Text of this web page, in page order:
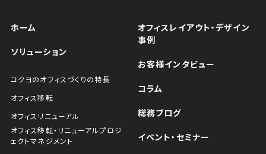
ホーム
ソリューション
コクヨのオフィスづくりの特長
オフィス移転
オフィスリニューアル
オフィス移転・リニューアルプロジ
ェクトマネジメント
オフィスレイアウト・デザイン
事例
お客様インタビュー
コラム
総務ブログ
イベント・セミナー